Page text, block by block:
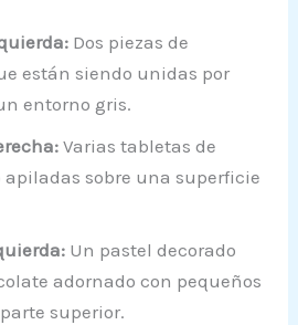
Dos piezas de
están siendo unidas por
entorno gris.
Varias tabletas de
sobre una superficie
Un pastel decorado
adornado con pequeños
superior.